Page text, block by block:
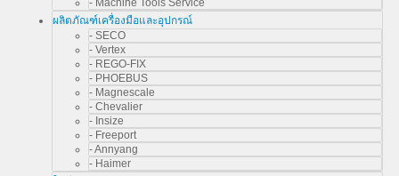
- Machine Tools Service
ผลิตภัณฑ์เครื่องมือและอุปกรณ์
- SECO
- Vertex
- REGO-FIX
- PHOEBUS
- Magnescale
- Chevalier
- Insize
- Freeport
- Annyang
- Haimer